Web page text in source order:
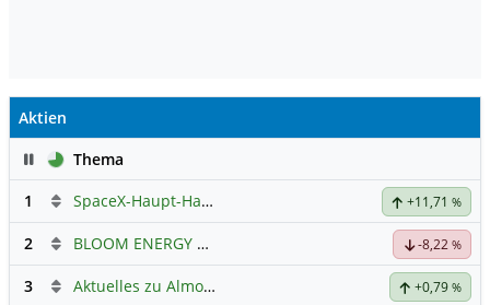
Aktien
PauseThema
1
SpaceX-Haupt-Hauptforum +11,71 %
2 BLOOM ENERGY A -8,22 %
3 Aktuelles zu Almonty Industries +0,79 %